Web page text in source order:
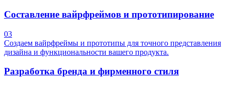
Составление вайрфреймов и прототипирование
03
Создаем вайрфреймы и прототипы для точного представления
дизайна и функциональности вашего продукта.
Разработка бренда и фирменного стиля